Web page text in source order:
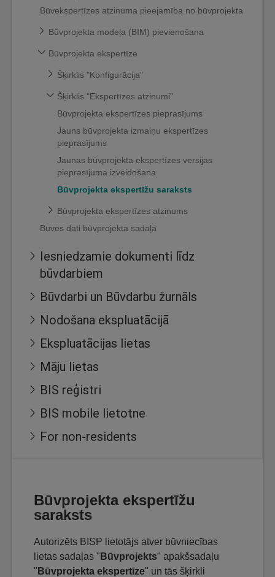
Būvekspertīzes atzinuma pieejamība no būvprojekta
Būvprojekta modeļa (BIM) pievienošana
Būvprojekta ekspertīze
Šķirklis "Konfigurācija"
Šķirklis "Ekspertīzes atzinumi"
Būvprojekta ekspertīzes pieprasījums
Jauns būvprojekta izmaiņu ekspertīzes
pieprasījums
Jaunas būvprojekta ekspertīzes versijas
pieprasījuma izveidošana
Būvprojekta ekspertīžu saraksts
Būvprojekta ekspertīzes atzinums
Būves dati būvprojekta sadaļā
Iesniedzamie dokumenti līdz
būvdarbiem
Būvdarbi un Būvdarbu žurnāls
Nodošana ekspluatācijā
Ekspluatācijas lietas
Māju lietas
BIS reģistri
BIS mobile lietotne
For non-residents
Būvprojekta ekspertīžu
saraksts
Autorizēts BISP lietotājs atver būvniecības
lietas sadaļas " Būvprojekts" apakšsadaļu
" Būvprojekta ekspertīze" un tās šķirkli